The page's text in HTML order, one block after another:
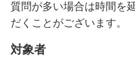
質問が多い場合は時間を
だくことがございます。
対象者